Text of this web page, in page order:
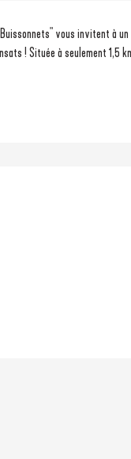
vous invitent à un
! Située à seulement 1,5